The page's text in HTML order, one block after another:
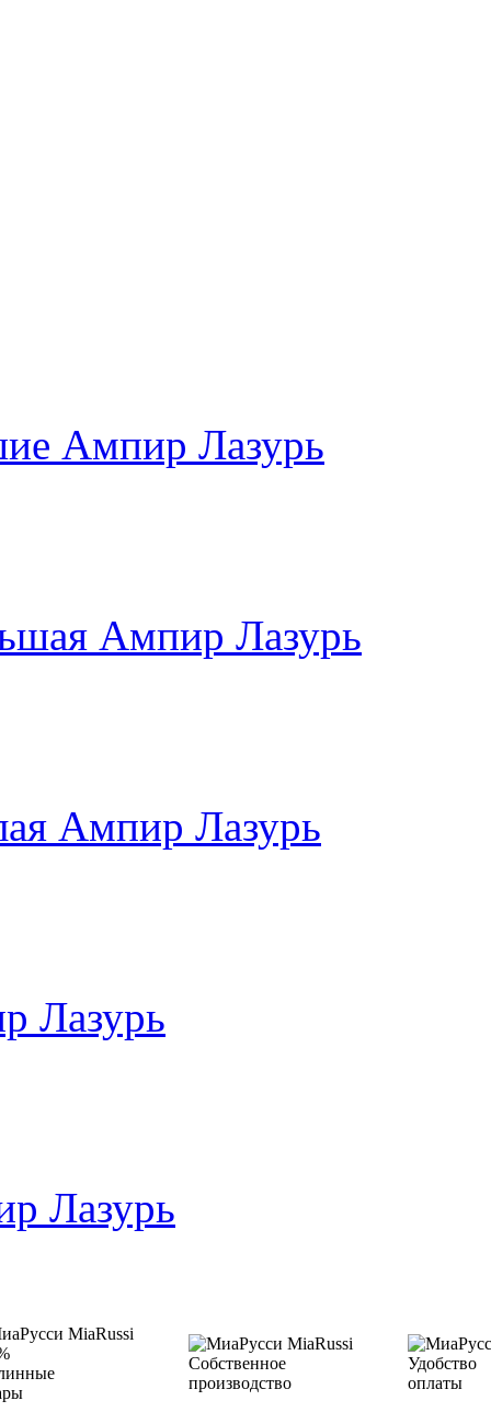
Ампир Лазурь
Ампир Лазурь
Ампир Лазурь
Лазурь
Лазурь
Собственное
производство
Удобство
оплаты